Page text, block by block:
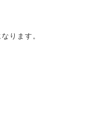
ります。